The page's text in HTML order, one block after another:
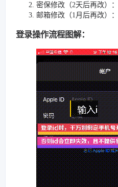
密保修改（2天后再改）：
邮箱修改（1月后再改）：
登录操作流程图解：